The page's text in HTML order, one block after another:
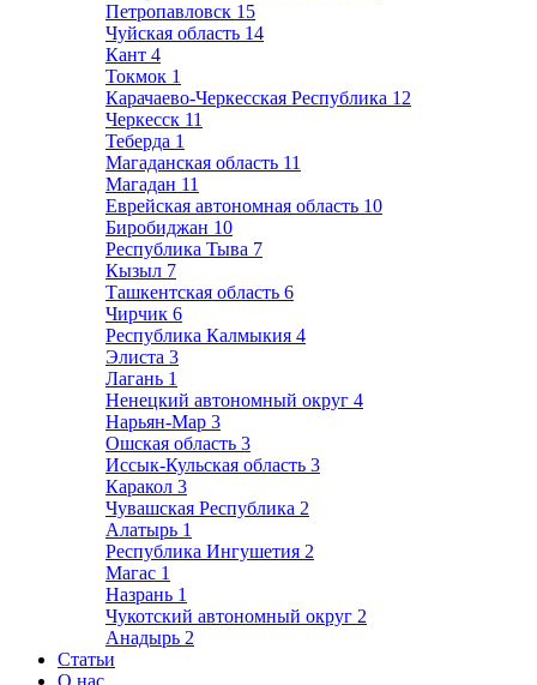
Петропавловск 15
Чуйская область 14
Кант 4
Токмок 1
Карачаево-Черкесская Республика 12
Черкесск 11
Теберда 1
Магаданская область 11
Магадан 11
Еврейская автономная область 10
Биробиджан 10
Республика Тыва 7
Кызыл 7
Ташкентская область 6
Чирчик 6
Республика Калмыкия 4
Элиста 3
Лагань 1
Ненецкий автономный округ 4
Нарьян-Мар 3
Ошская область 3
Иссык-Кульская область 3
Каракол 3
Чувашская Республика 2
Алатырь 1
Республика Ингушетия 2
Магас 1
Назрань 1
Чукотский автономный округ 2
Анадырь 2
Статьи
О нас